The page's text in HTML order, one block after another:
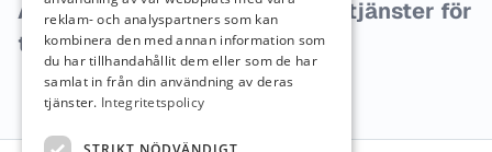
Arbetsgivaren har inga lediga tjänster för
tillfället.
reklam- och analyspartners som kan
kombinera den med annan information som
du har tillhandahållit dem eller som de har
samlat in från din användning av deras
tjänster. Integritetspolicy